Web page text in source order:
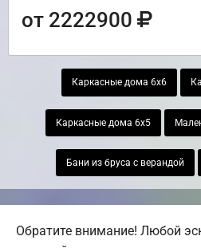
от 2222900
Каркасные дома 6х6
Каркасные дома 6х5
Бани из бруса с верандой
Обратите внимание! Любой